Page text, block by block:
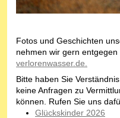
Fotos und Geschichten
nehmen wir gern entgegen
verlorenwasser.de.
Bitte haben Sie
keine Anfragen zu
können. Rufen Sie uns
Glückskinder 2026